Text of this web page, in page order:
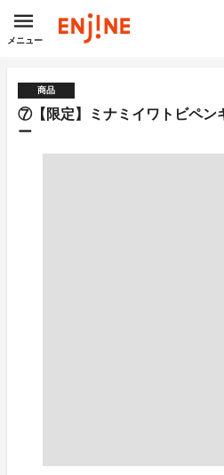
メニュー
商品
⑦【限定】ミナミイワトビペン
ー